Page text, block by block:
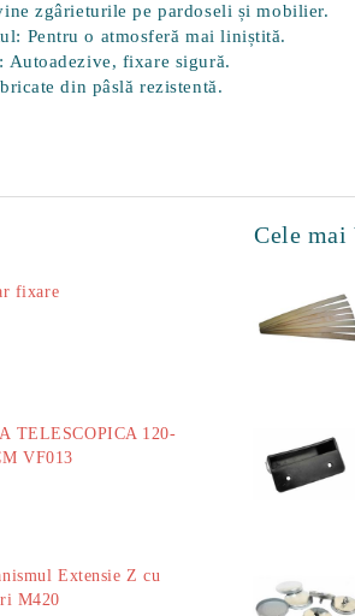
zgârieturile pe pardoseli și mobilier.
Pentru o atmosferă mai liniștită.
Autoadezive, fixare sigură.
din pâslă rezistentă.
fixare
TELESCOPICA 120-
VF013
Extensie Z cu
M420
Cele mai